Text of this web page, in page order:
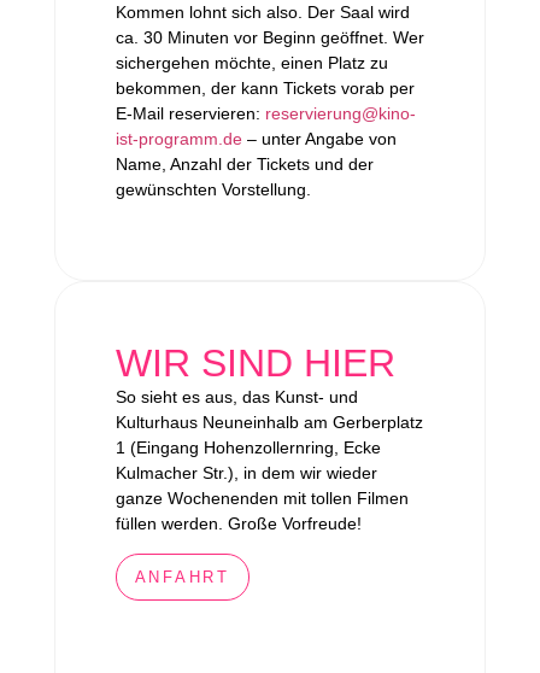
Kommen lohnt sich also. Der Saal wird
ca. 30 Minuten vor Beginn geöffnet. Wer
sichergehen möchte, einen Platz zu
bekommen, der kann Tickets vorab per
E-Mail reservieren: reservierung@kino-
ist-programm.de– unter Angabe von
Name, Anzahl der Tickets und der
gewünschten Vorstellung.
WIR SIND HIER
So sieht es aus, das Kunst- und
Kulturhaus Neuneinhalb am Gerberplatz
1 (Eingang Hohenzollernring, Ecke
Kulmacher Str.), in dem wir wieder
ganze Wochenenden mit tollen Filmen
füllen werden. Große Vorfreude!
ANFAHRT